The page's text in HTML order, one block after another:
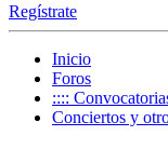
Regístrate
Inicio
Foros
::::
Conciertos y